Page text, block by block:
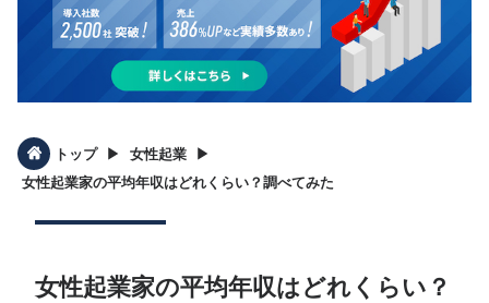
トップ ▶︎ 女性起業 ▶︎
女性起業家の平均年収はどれくらい？調べてみた
女性起業家の平均年収はどれくらい？